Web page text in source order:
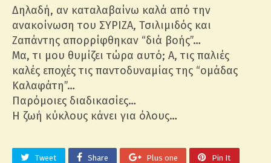
Δηλαδή, αν καταλαβαίνω καλά από την
ανακοίνωση του ΣΥΡΙΖΑ, Τσιλιμιδός και
Ζαπάντης απορρίφθηκαν “διά βοής”…
Μα, τι μου θυμίζει τώρα αυτό; Α, τις παλιές
καλές εποχές τις παντοδυναμίας της “ομάδας
Καλαφάτη”…
Παρόμοιες διαδικασίες…
Η ζωή κύκλους κάνει για όλους…
Tweet Share Plus one Pin It